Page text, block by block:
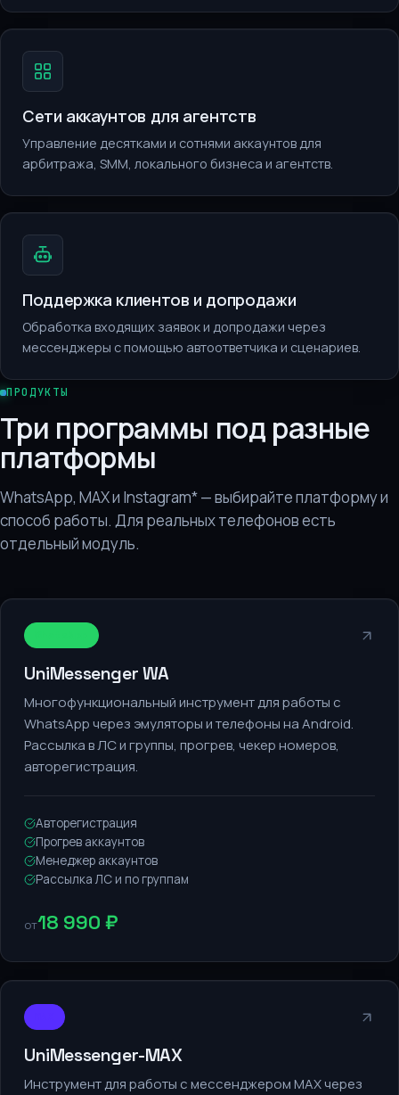
Сети аккаунтов для агентств
Управление десятками и сотнями аккаунтов для
арбитража, SMM, локального бизнеса и агентств.
Поддержка клиентов и допродажи
Обработка входящих заявок и допродажи через
мессенджеры с помощью автоответчика и сценариев.
ПРОДУКТЫ
Три программы под разные
платформы
WhatsApp, MAX и Instagram* — выбирайте платформу и
способ работы. Для реальных телефонов есть
отдельный модуль.
UniMessenger WA
Многофункциональный инструмент для работы с
WhatsApp через эмуляторы и телефоны на Android.
Рассылка в ЛС и группы, прогрев, чекер номеров,
авторегистрация.
Авторегистрация
Прогрев аккаунтов
Менеджер аккаунтов
Рассылка ЛС и по группам
от18 990 ₽
UniMessenger-MAX
Инструмент для работы с мессенджером MAX через